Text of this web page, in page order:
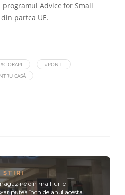
Advice for Small
partea UE.
#CIORAPI
#PONTI
CASĂ
ȘTIRI
din mall-urile
ar putea închide anul acesta